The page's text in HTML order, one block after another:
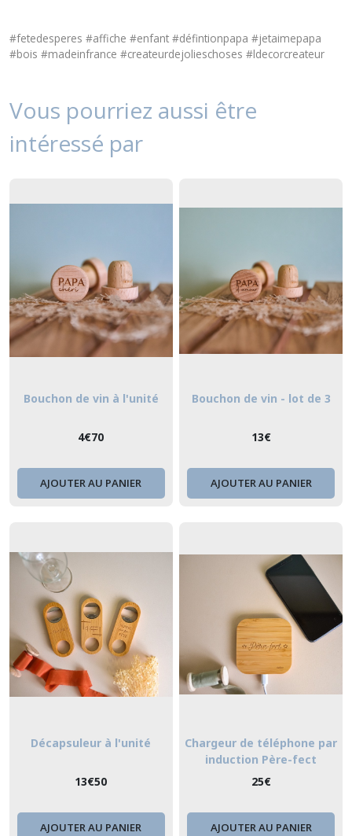
#fetedesperes #affiche #enfant #défintionpapa #jetaimepapa
#bois #madeinfrance #createurdejolieschoses #ldecorcreateur
Vous pourriez aussi être
intéressé par
Bouchon de vin à l'unité
4€70
AJOUTER AU PANIER
Bouchon de vin - lot de 3
13€
AJOUTER AU PANIER
Décapsuleur à l'unité
13€50
AJOUTER AU PANIER
Chargeur de téléphone par
induction Père-fect
25€
AJOUTER AU PANIER